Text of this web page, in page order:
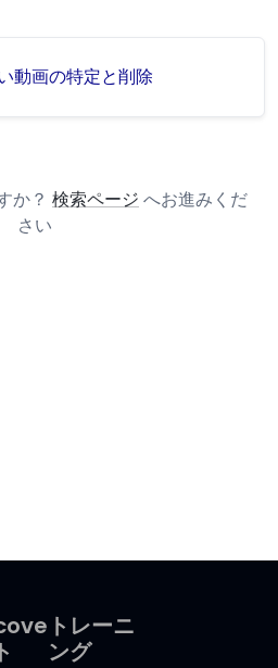
動画の特定と削除
か？ 検索ページ へお進みくだ
さい
トレーニ
ング